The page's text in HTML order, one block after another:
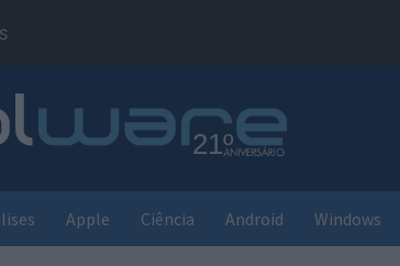
Apple Ciência Android Windows